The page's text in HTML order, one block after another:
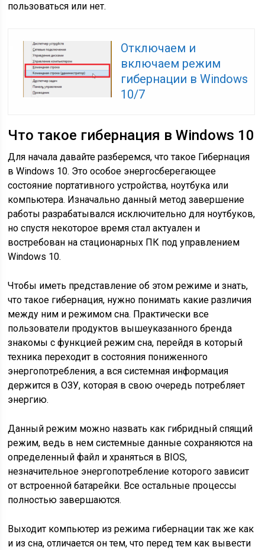
пользоваться или нет.
Отключаем и
включаем режим
гибернации в Windows
10/7
Что такое гибернация в Windows 10
Для начала давайте разберемся, что такое Гибернация
в Windows 10. Это особое энергосберегающее
состояние портативного устройства, ноутбука или
компьютера. Изначально данный метод завершение
работы разрабатывался исключительно для ноутбуков,
но спустя некоторое время стал актуален и
востребован на стационарных ПК под управлением
Windows 10.
Чтобы иметь представление об этом режиме и знать,
что такое гибернация, нужно понимать какие различия
между ним и режимом сна. Практически все
пользователи продуктов вышеуказанного бренда
знакомы с функцией режим сна, перейдя в который
техника переходит в состояния пониженного
энергопотребления, а вся системная информация
держится в ОЗУ, которая в свою очередь потребляет
энергию.
Данный режим можно назвать как гибридный спящий
режим, ведь в нем системные данные сохраняются на
определенный файл и храняться в BIOS,
незначительное энергопотребление которого зависит
от встроенной батарейки. Все остальные процессы
полностью завершаются.
Выходит компьютер из режима гибернации так же как
и из сна, отличается он тем, что перед тем как вывести